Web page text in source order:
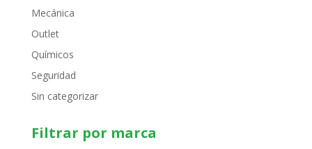
Mecánica
Outlet
Químicos
Seguridad
Sin categorizar
Filtrar por marca